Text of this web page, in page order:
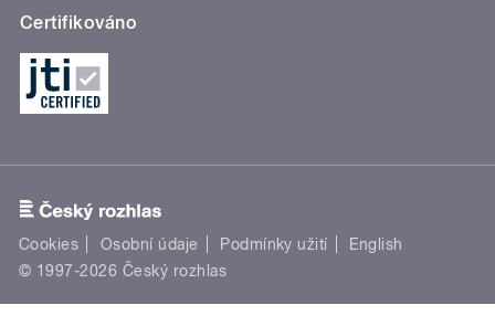
Certifikováno
Cookies Osobní údaje Podmínky užití
English
© 1997-2026 Český rozhlas